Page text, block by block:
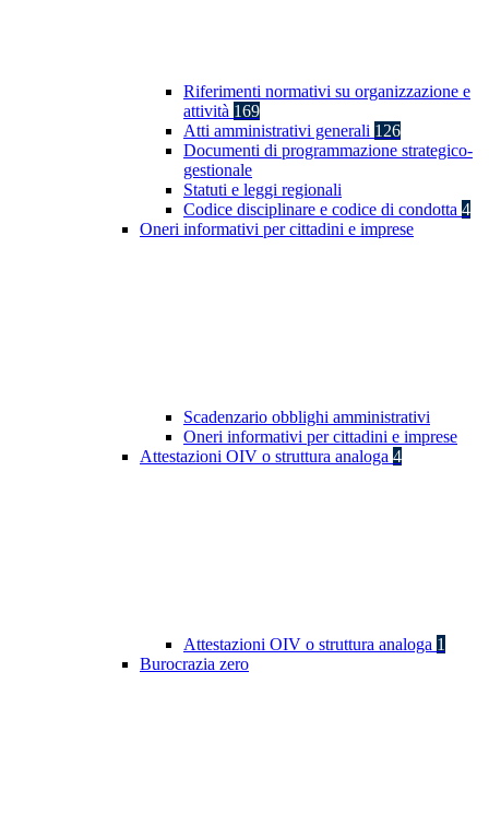
Riferimenti normativi su organizzazione e
attività 169
Atti amministrativi generali 126
Documenti di programmazione strategico-
gestionale
Statuti e leggi regionali
Codice disciplinare e codice di condotta 4
Oneri informativi per cittadini e imprese
Scadenzario obblighi amministrativi
Oneri informativi per cittadini e imprese
Attestazioni OIV o struttura analoga 4
Attestazioni OIV o struttura analoga 1
Burocrazia zero